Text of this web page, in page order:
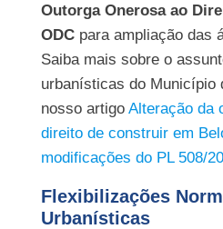
Outorga Onerosa ao
ODCpara ampliação das
Saiba mais sobre o
urbanísticas do Município
nosso artigo Alteração da
direito de construir em
modificações do PL 508/
Flexibilizações
Urbanísticas